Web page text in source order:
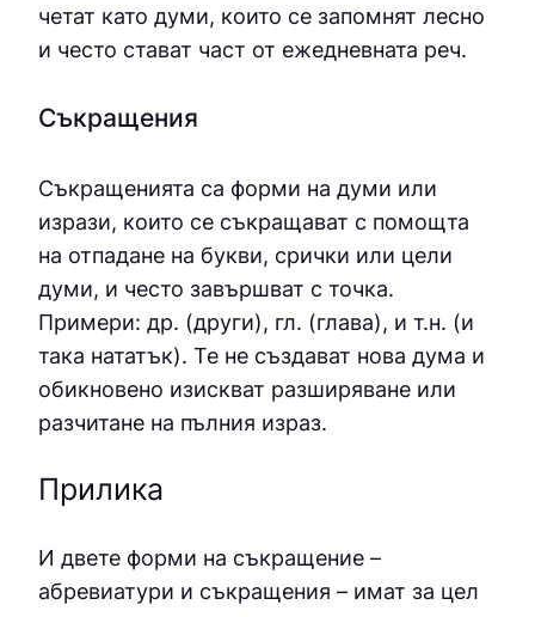
четат като думи, които се запомнят лесно
и често стават част от ежедневната реч.
Съкращения
Съкращенията са форми на думи или
изрази, които се съкращават с помощта
на отпадане на букви, срички или цели
думи, и често завършват с точка.
Примери: др. (други), гл. (глава), и т.н. (и
така нататък). Те не създават нова дума и
обикновено изискват разширяване или
разчитане на пълния израз.
Прилика
И двете форми на съкращение –
абревиатури и съкращения – имат за цел